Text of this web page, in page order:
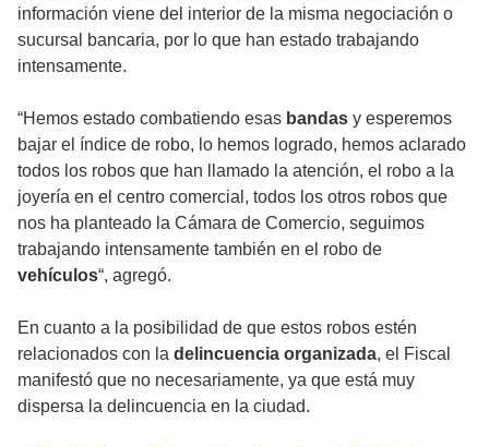
información viene del interior de la misma negociación o
sucursal bancaria, por lo que han estado trabajando
intensamente.
“Hemos estado combatiendo esas bandas y esperemos
bajar el índice de robo, lo hemos logrado, hemos aclarado
todos los robos que han llamado la atención, el robo a la
joyería en el centro comercial, todos los otros robos que
nos ha planteado la Cámara de Comercio, seguimos
trabajando intensamente también en el robo de
vehículos“, agregó.
En cuanto a la posibilidad de que estos robos estén
relacionados con la delincuencia organizada, el Fiscal
manifestó que no necesariamente, ya que está muy
dispersa la delincuencia en la ciudad.